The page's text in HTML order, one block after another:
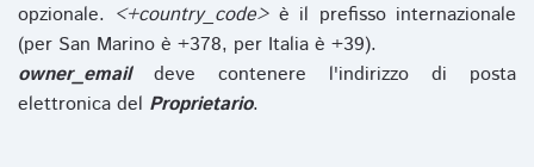
opzionale. <+country_code>è il prefisso internazionale
(per San Marino è +378, per Italia è +39).
owner_emaildeve contenere l'indirizzo di posta
elettronica del Proprietario.